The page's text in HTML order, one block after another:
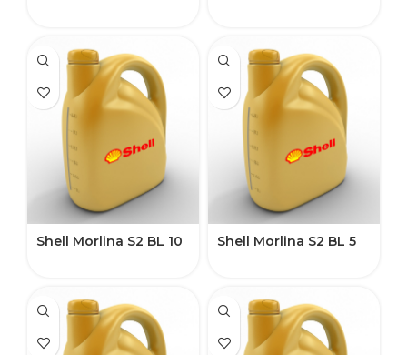
Shell Morlina S2 BL 10 Shell Morlina S2 BL 5